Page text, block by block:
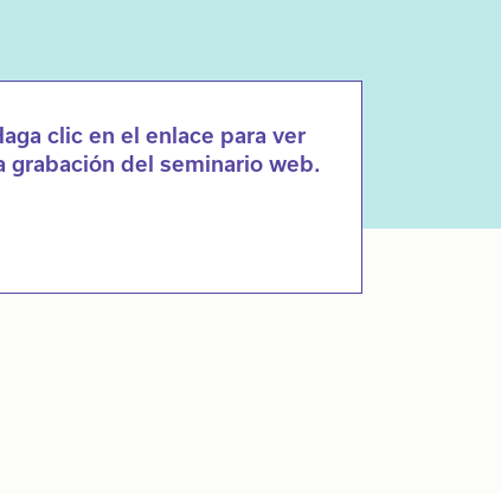
clic en el enlace para ver
grabación del seminario web.